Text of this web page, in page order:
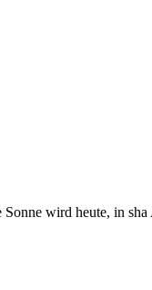
wird heute, in